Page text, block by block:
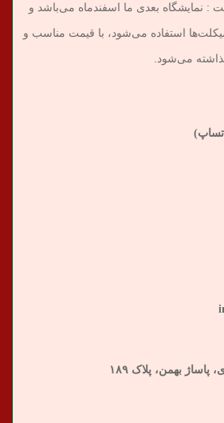
: نمایشگاه بعدی ما اسفندماه می‌باشد و
استفاده می‌شود، با قیمت مناسب و
می‌شود.
پاساژ بهمن، پلاک ۱۸۹